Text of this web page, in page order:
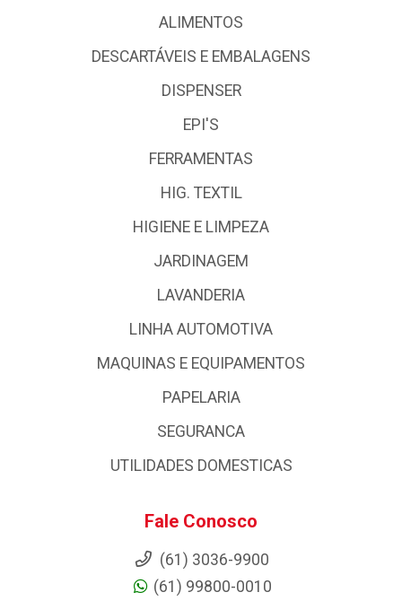
ALIMENTOS
DESCARTÁVEIS E EMBALAGENS
DISPENSER
EPI'S
FERRAMENTAS
HIG. TEXTIL
HIGIENE E LIMPEZA
JARDINAGEM
LAVANDERIA
LINHA AUTOMOTIVA
MAQUINAS E EQUIPAMENTOS
PAPELARIA
SEGURANCA
UTILIDADES DOMESTICAS
Fale Conosco
(61) 3036-9900
(61) 99800-0010